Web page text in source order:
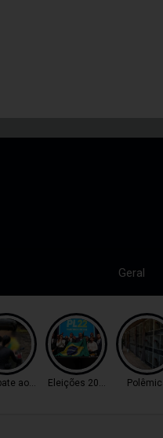
Geral
ao TráficoEleições 2026